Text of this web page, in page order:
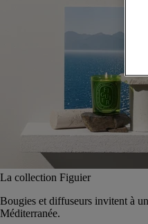
La collection Figuier
Bougies et diffuseurs invitent à
Méditerranée.